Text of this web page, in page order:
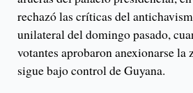
rechazó las críticas del
unilateral del domingo pasado,
votantes aprobaron anexionarse
sigue bajo control de Guyana.